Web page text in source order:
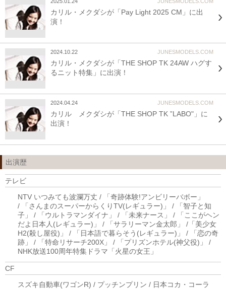
カリル・メクダシが「Pay Light 2025 CM」に出
演！
2024.10.22 JUNESMODELS.COM
カリル・メクダシが「THE SHOP TK 24AW ハグす
るニット特集」に出演！
2024.04.24 JUNESMODELS.COM
カリル メクダシが「THE SHOP TK ”LABO"」に
出演！
出演歴
テレビ
NTV いつみても波瀾万丈 / 「奇跡体験!アンビリーバボー」
/ 「さんまのスーパーからくりTV(レギュラー)」 / 「智子と知
子」 / 「ウルトラマンダイナ」 / 「未来ナース」 / 「ここがヘン
だよ日本人(レギュラー)」 / 「サラリーマン金太郎」 /「美少女
H2(殺し屋役)」 / 「日本語で暮らそう(レギュラー)」 / 「恋の奇
跡」 / 「特命リサーチ200X」 / 「プリズンホテル(神父役)」 /
NHK放送100周年特集ドラマ「火星の女王」
CF
スズキ自動車(ワゴンR) / プッチンプリン / 日本コカ・コーラ